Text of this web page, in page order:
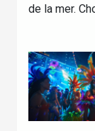
de la mer.